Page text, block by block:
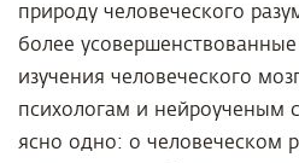
природу человеческого
более
изучения человеческого
психологам и нейроученым
ясно одно: о человеческом